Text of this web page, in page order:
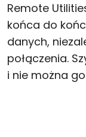
Remote
końca do
danych,
połączenia.
i nie można